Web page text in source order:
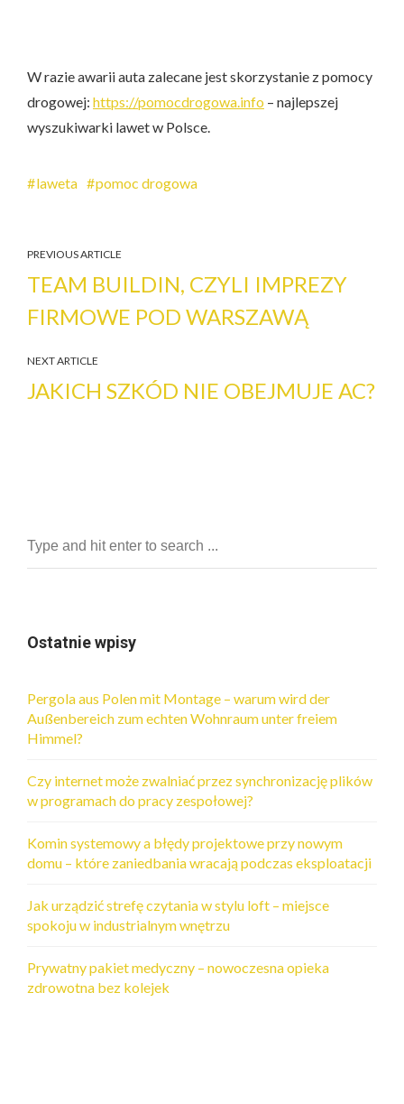
W razie awarii auta zalecane jest skorzystanie z pomocy
drogowej: https://pomocdrogowa.info – najlepszej
wyszukiwarki lawet w Polsce.
laweta pomoc drogowa
PREVIOUS ARTICLE
TEAM BUILDIN, CZYLI IMPREZY
FIRMOWE POD WARSZAWĄ
NEXT ARTICLE
JAKICH SZKÓD NIE OBEJMUJE AC?
Ostatnie wpisy
Pergola aus Polen mit Montage – warum wird der
Außenbereich zum echten Wohnraum unter freiem
Himmel?
Czy internet może zwalniać przez synchronizację plików
w programach do pracy zespołowej?
Komin systemowy a błędy projektowe przy nowym
domu – które zaniedbania wracają podczas eksploatacji
Jak urządzić strefę czytania w stylu loft – miejsce
spokoju w industrialnym wnętrzu
Prywatny pakiet medyczny – nowoczesna opieka
zdrowotna bez kolejek